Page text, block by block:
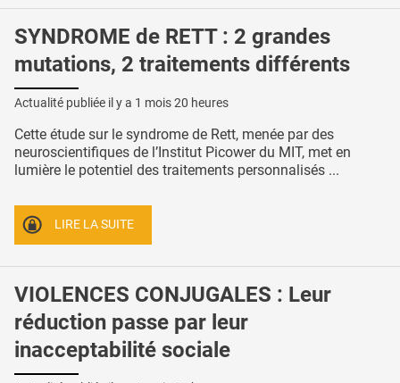
SYNDROME de RETT : 2 grandes
mutations, 2 traitements différents
Actualité publiée il y a 1 mois 20 heures
Cette étude sur le syndrome de Rett, menée par des
neuroscientifiques de l’Institut Picower du MIT, met en
lumière le potentiel des traitements personnalisés ...
LIRE LA SUITE
VIOLENCES CONJUGALES : Leur
réduction passe par leur
inacceptabilité sociale